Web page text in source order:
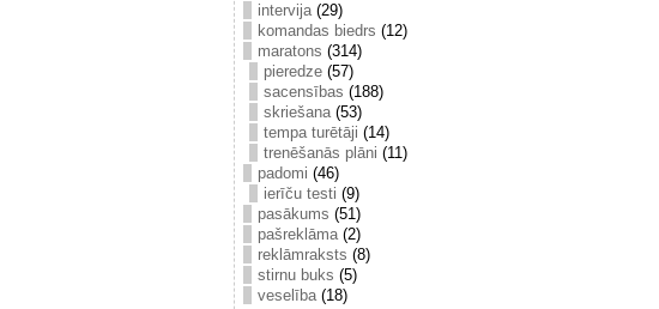
intervija(29)
komandas biedrs (12)
maratons (314)
pieredze (57)
sacensības (188)
skriešana(53)
tempa turētāji (14)
trenēšanās plāni (11)
padomi (46)
ierīču testi (9)
pasākums (51)
pašreklāma(2)
reklāmraksts (8)
stirnu buks (5)
veselība(18)